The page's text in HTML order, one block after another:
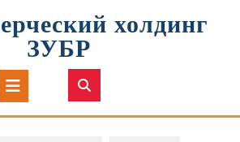
холдинг
ЗУБР
Кнопка
Открыть